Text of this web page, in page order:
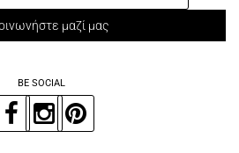
μαζί μας
BE SOCIAL